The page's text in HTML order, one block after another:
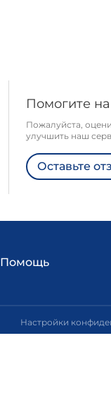
Помогите
Пожалуйста,
улучшить наш
Оставьте
Помощь
Настройки